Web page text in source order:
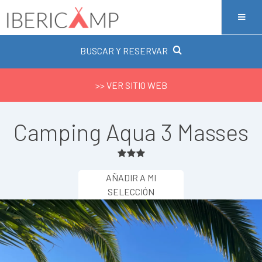
BUSCAR Y RESERVAR
>> VER SITIO WEB
Camping Aqua 3 Masses
AÑADIR A MI
SELECCIÓN